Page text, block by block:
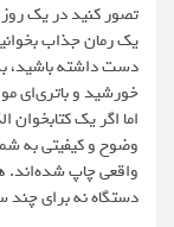
تصور کنید در یک
یک رمان جذاب
دست داشته باشید،
خورشید و باتری‌ای
اما اگر یک
وضوح و کیفیتی به
واقعی چاپ شده‌اند.
دستگاه نه برای چند